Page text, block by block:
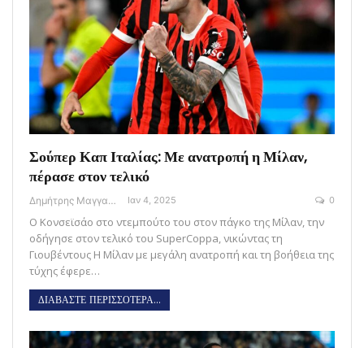
Σούπερ Καπ Ιταλίας: Με ανατροπή η Μίλαν,
πέρασε στον τελικό
Δημήτρης Μαγγανάρης Ιαν 4, 2025 0
Ο Κονσεϊσάο στο ντεμπούτο του στον πάγκο της Μίλαν, την
οδήγησε στον τελικό του SuperCoppa, νικώντας τη
Γιουβέντους Η Μίλαν με μεγάλη ανατροπή και τη βοήθεια της
τύχης έφερε…
ΔΙΑΒΑΣΤΕ ΠΕΡΙΣΣΟΤΕΡΑ...